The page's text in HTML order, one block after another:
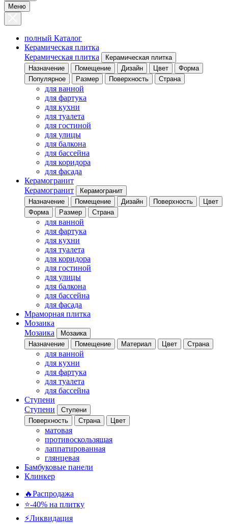
Меню
полный Каталог
Керамическая плитка
Керамическая плитка
Керамическая плитка
Назначение
Помещение Дизайн Цвет
Форма
Популярное
Размер Поверхность Страна
для ванной
для фартука
для кухни
для туалета
для гостиной
для улицы
для балкона
для бассейна
для коридора
для фасада
Керамогранит
Керамогранит
Керамогранит
Назначение
Помещение Дизайн Поверхность
Цвет
Форма
Размер Страна
для ванной
для фартука
для кухни
для туалета
для коридора
для гостиной
для улицы
для балкона
для бассейна
для фасада
Мраморная плитка
Мозаика
Мозаика
Мозаика
Назначение
Помещение Материал Цвет Страна
для ванной
для кухни
для фартука
для туалета
для бассейна
Ступени
Ступени
Ступени
Поверхность
Страна Цвет
матовая
противоскользящая
лаппатированная
глянцевая
Бамбуковые панели
Клинкер
🔥Распродажа
⭐-40% на плитку
⚡️Ликвидация